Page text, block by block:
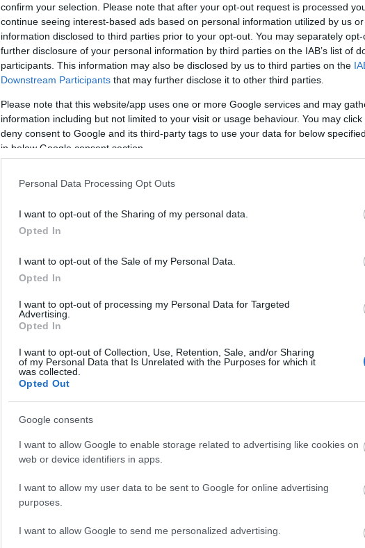
confirm your selection. Please note that after your opt-out request is processed
continue seeing interest-based ads based on personal information utilized by us
information disclosed to third parties prior to your opt-out. You may separately
further disclosure of your personal information by third parties on the IAB’s list of
participants. This information may also be disclosed by us to third parties on the
Downstream Participants that may further disclose it to other third parties.
Please note that this website/app uses one or more Google services and may
information including but not limited to your visit or usage behaviour. You may
deny consent to Google and its third-party tags to use your data for below
in below Google consent section.
Personal Data Processing Opt Outs
I want to opt-out of the Sharing of my personal data.
Opted In
I want to opt-out of the Sale of my Personal Data.
Opted In
I want to opt-out of processing my Personal Data for Targeted
Advertising.
Opted In
I want to opt-out of Collection, Use, Retention, Sale, and/or Sharing
of my Personal Data that Is Unrelated with the Purposes for which it
was collected.
Opted Out
Google consents
I want to allow Google to enable storage related to advertising like cookies on
web or device identifiers in apps.
I want to allow my user data to be sent to Google for online advertising
purposes.
I want to allow Google to send me personalized advertising.
11.11
üveg
első
esély